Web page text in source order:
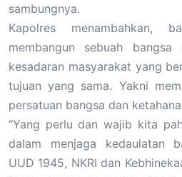
sambungnya.
Kapolres menambahkan,
membangun sebuah
kesadaran masyarakat yang
tujuan yang sama. Yakni
persatuan bangsa dan
“Yang perlu dan wajib kita
dalam menjaga kedaulatan
UUD 1945, NKRI dan